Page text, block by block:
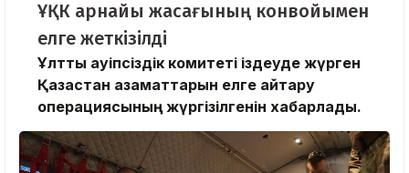
ҰҚК арнайы жасағының конвойымен
елге жеткізілді
Ұлттық қауіпсіздік комитеті іздеуде жүрген
Қазақстан азаматтарын елге қайтару
операциясының жүргізілгенін хабарлады.